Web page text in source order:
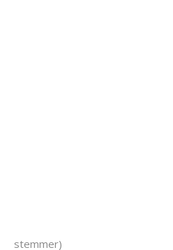
stemmer)